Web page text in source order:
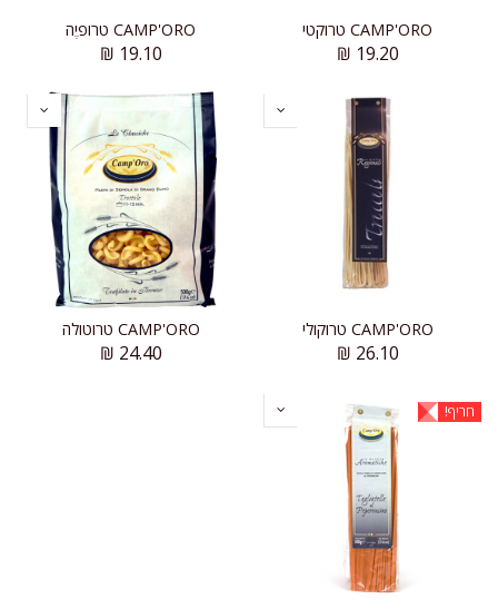
CAMP'ORO טרוקטי
19.20
₪
CAMP'ORO טרופיֶה
19.10
₪
CAMP'ORO טרוקולי
26.10
₪
CAMP'ORO טרוטולה
24.40
₪
חריף!